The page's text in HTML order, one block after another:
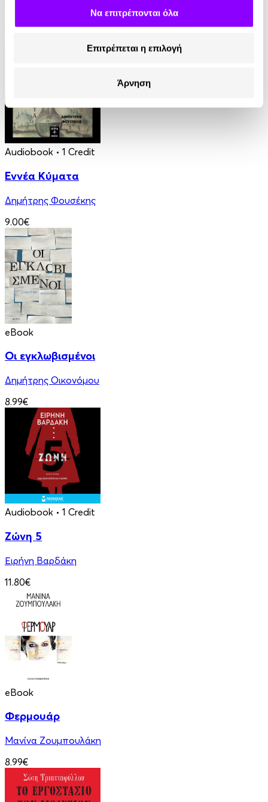
Να επιτρέπονται όλα
Επιτρέπεται η επιλογή
Άρνηση
Βασίλης Τσιαμπούσης
Audiobook • 1 Credit
Εννέα Κύματα
Δημήτρης Φουσέκης
9.00€
eBook
Οι εγκλωβισμένοι
Δημήτρης Οικονόμου
8.99€
Audiobook • 1 Credit
Ζώνη 5
Ειρήνη Βαρδάκη
11.80€
eBook
Φερμουάρ
Μανίνα Ζουμπουλάκη
8.99€